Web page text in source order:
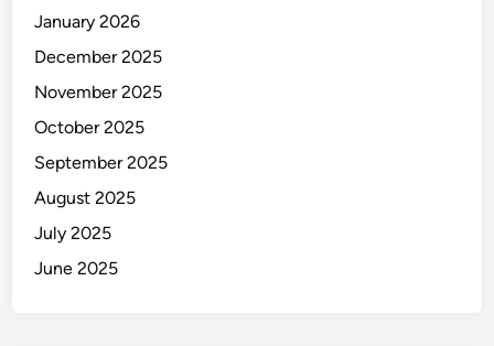
January 2026
December 2025
November 2025
October 2025
September 2025
August 2025
July 2025
June 2025